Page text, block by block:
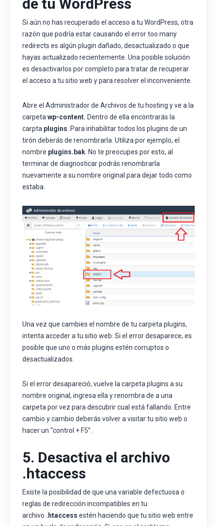
de tu WordPress
Si aún no has recuperado el acceso a tu WordPress, otra
razón que podría estar causando el error too many
redirects es algún plugin dañado, desactualizado o que
hayas actualizado recientemente. Una posible solución
es desactivarlos por completo para tratar de recuperar
el acceso a tu sitio web y para resolver el inconveniente.
Abre el Administrador de Archivos de tu hosting y ve a la
carpeta wp-content. Dentro de ella encontrarás la
carpta plugins . Para inhabilitar todos los plugins de un
tirón deberás de renombrarla. Utiliza por ejemplo, el
nombre plugins.bak . No te preocupes por esto, al
terminar de diagnosticar podrás renombrarla
nuevamente a su nombre original para dejar todo como
estaba.
Una vez que cambies el nombre de tu carpeta plugins,
intenta acceder a tu sitio web. Si el error desaparece, es
posible que uno o más plugins estén corruptos o
desactualizados.
Si el error desapareció, vuelve la carpeta plugins a su
nombre original, ingresa ella y renombra de a una
carpeta por vez para descubrir cual está fallando. Entre
cambio y cambio deberás volver a visitar tu sitio web o
hacer un “control + F5”.
5. Desactiva el archivo
.htaccess
Existe la posibilidad de que una variable defectuosa o
reglas de redirección incompatibles en tu
archivo .htaccess estén haciendo que tu sitio web entre